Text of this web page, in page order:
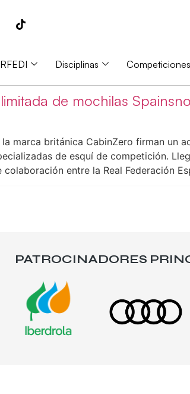
RFEDI Disciplinas Competiciones
de mochilas
la marca británica CabinZero firman un
de esquí de competición.
colaboración entre la Real Federación
PATROCINADORES